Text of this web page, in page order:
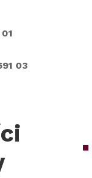
03